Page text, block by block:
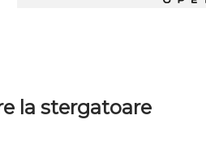
la stergatoare